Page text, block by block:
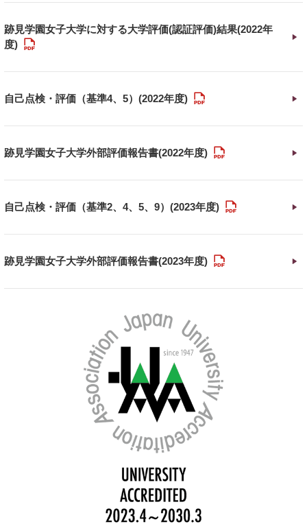
跡見学園女子大学に対する大学評価(認証評価)結果(2022年
度)
自己点検・評価（基準4、5）(2022年度)
跡見学園女子大学外部評価報告書(2022年度)
自己点検・評価（基準2、4、5、9）(2023年度)
跡見学園女子大学外部評価報告書(2023年度)